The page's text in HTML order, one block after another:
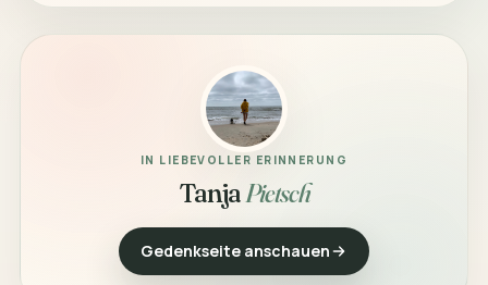
IN LIEBEVOLLER ERINNERUNG
TanjaPietsch
Gedenkseite anschauen